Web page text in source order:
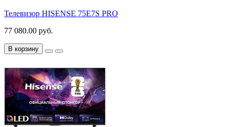
Телевизор HISENSE 75E7S PRO
77 080.00 руб.
В корзину